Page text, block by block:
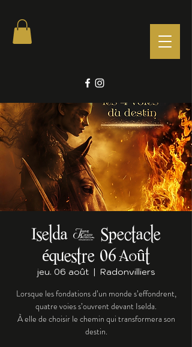
Iselda - Spectacle
équestre 06 Août
jeu. 06 août
  |
Radonvilliers
Lorsque les fondations d’un monde s’effondrent,
quatre voies s’ouvrent devant Iselda.
À elle de choisir le chemin qui transformera son
destin.